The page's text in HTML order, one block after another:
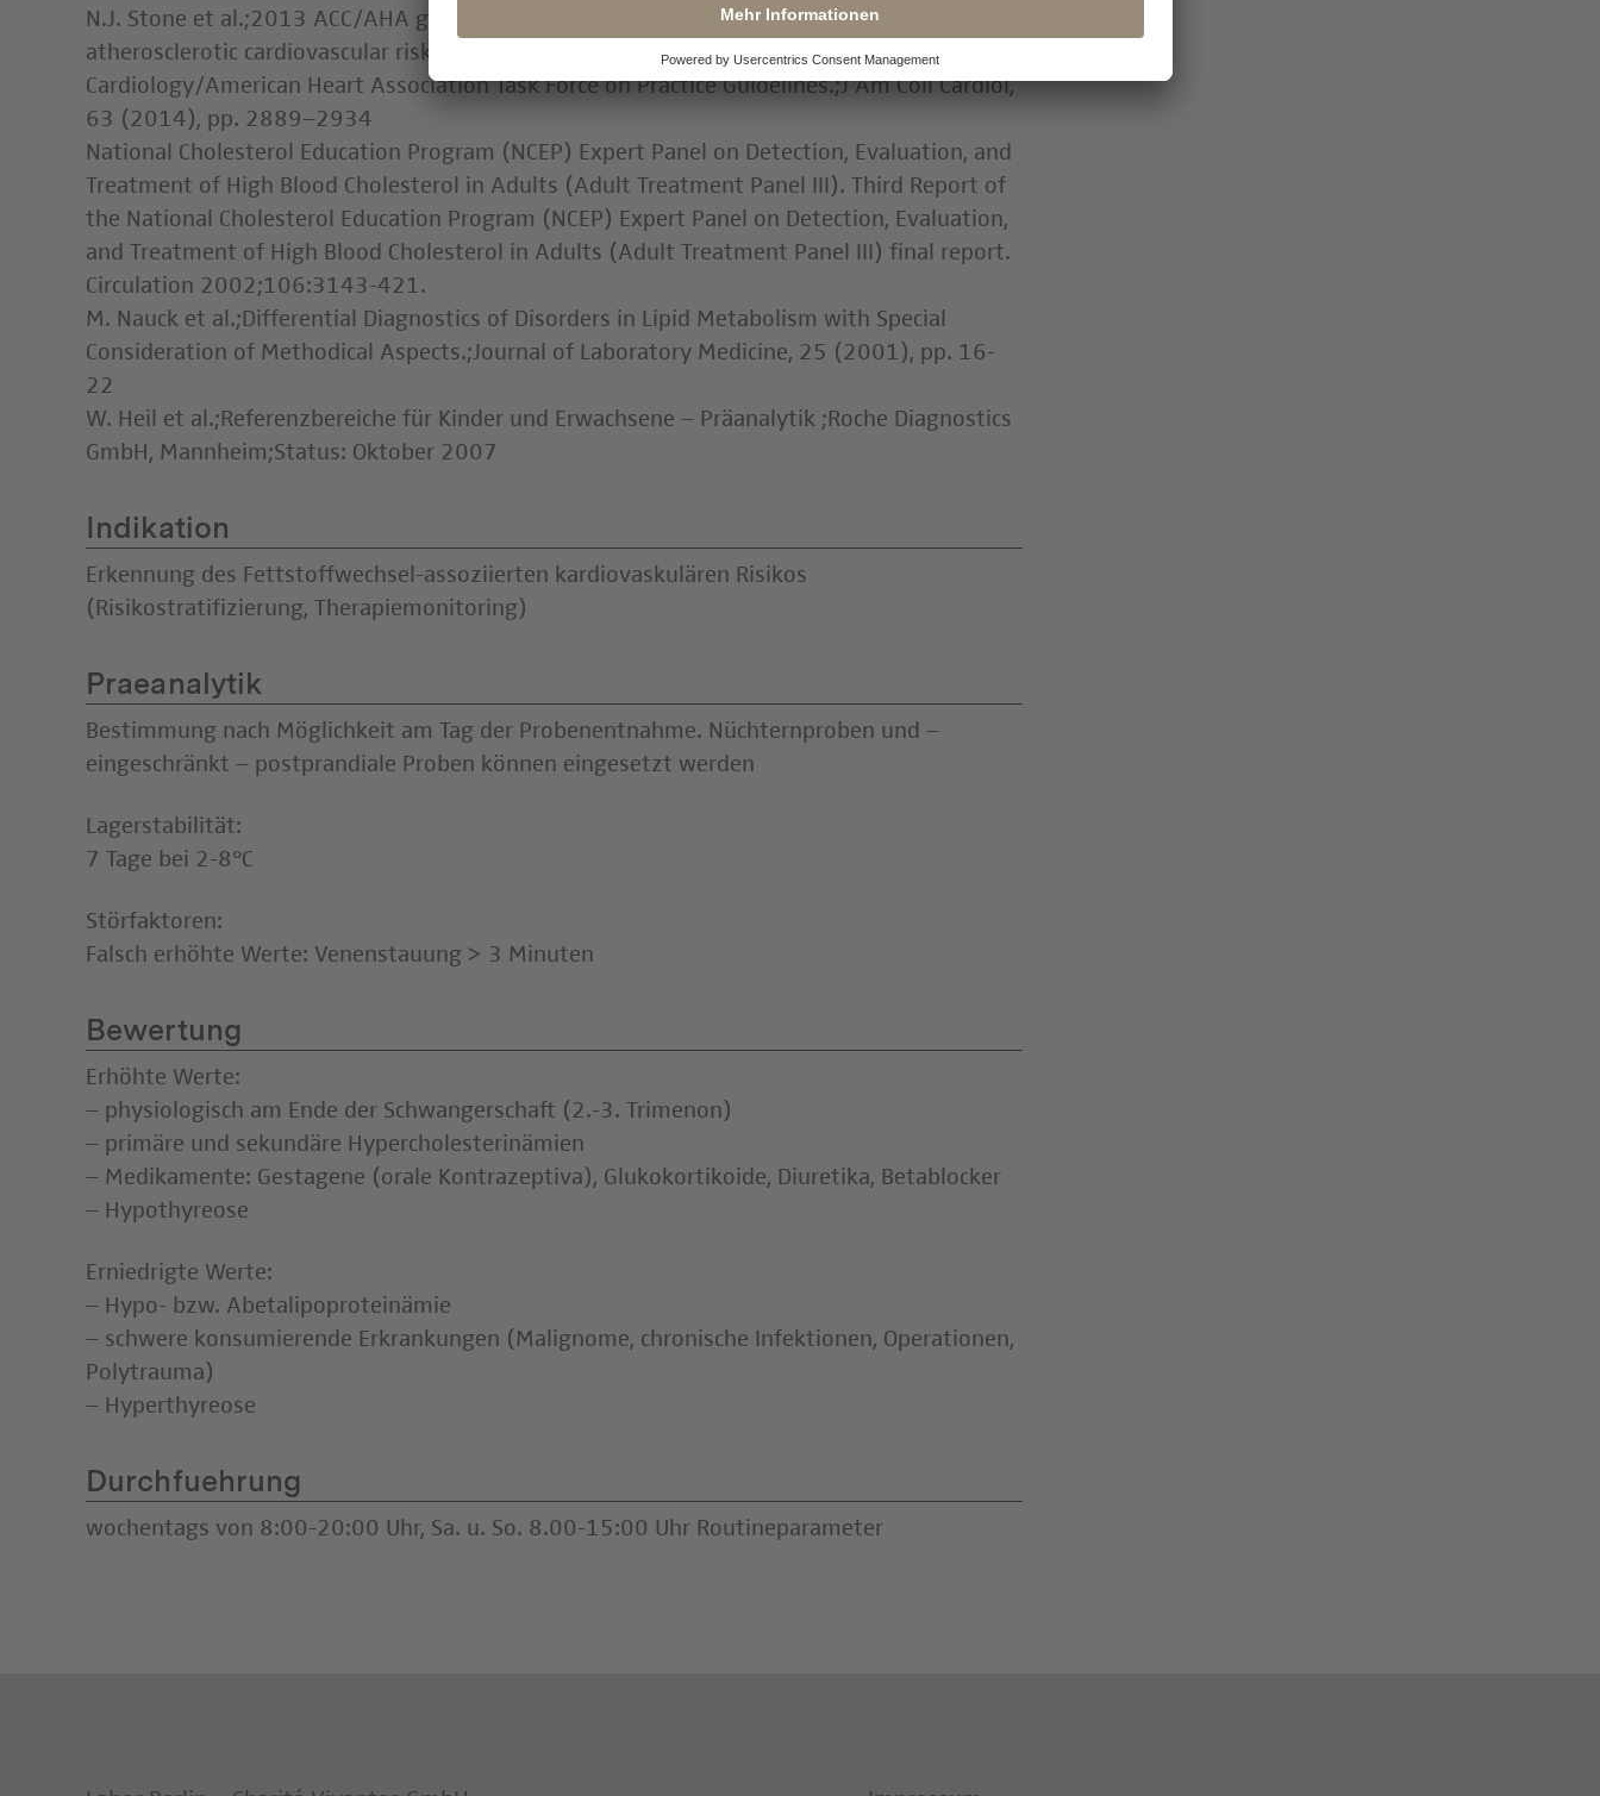
N.J. Stone et al.;2013 ACC/AHA guideline on the treatment of blood cholesterol to reduce
atherosclerotic cardiovascular risk in adults: a report from the American College of
Cardiology/American Heart Association Task Force on Practice Guidelines.;J Am Coll Cardiol,
63 (2014), pp. 2889–2934
National Cholesterol Education Program (NCEP) Expert Panel on Detection, Evaluation, and
Treatment of High Blood Cholesterol in Adults (Adult Treatment Panel III). Third Report of
the National Cholesterol Education Program (NCEP) Expert Panel on Detection, Evaluation,
and Treatment of High Blood Cholesterol in Adults (Adult Treatment Panel III) final report.
Circulation 2002;106:3143-421.
M. Nauck et al.;Differential Diagnostics of Disorders in Lipid Metabolism with Special
Consideration of Methodical Aspects.;Journal of Laboratory Medicine, 25 (2001), pp. 16-
22
W. Heil et al.;Referenzbereiche für Kinder und Erwachsene – Präanalytik ;Roche Diagnostics
GmbH, Mannheim;Status: Oktober 2007
Indikation
Erkennung des Fettstoffwechsel-assoziierten kardiovaskulären Risikos
(Risikostratifizierung, Therapiemonitoring)
Praeanalytik
Bestimmung nach Möglichkeit am Tag der Probenentnahme. Nüchternproben und –
eingeschränkt – postprandiale Proben können eingesetzt werden
Lagerstabilität:
7 Tage bei 2-8°C
Störfaktoren:
Falsch erhöhte Werte: Venenstauung > 3 Minuten
Bewertung
Erhöhte Werte:
– physiologisch am Ende der Schwangerschaft (2.-3. Trimenon)
– primäre und sekundäre Hypercholesterinämien
– Medikamente: Gestagene (orale Kontrazeptiva), Glukokortikoide, Diuretika, Betablocker
– Hypothyreose
Erniedrigte Werte:
– Hypo- bzw. Abetalipoproteinämie
– schwere konsumierende Erkrankungen (Malignome, chronische Infektionen, Operationen,
Polytrauma)
– Hyperthyreose
Durchfuehrung
wochentags von 8:00-20:00 Uhr, Sa. u. So. 8.00-15:00 Uhr Routineparameter